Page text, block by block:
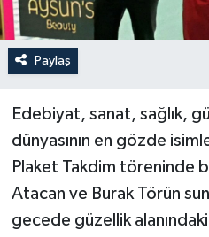
Paylaş
Edebiyat, sanat, sağlık,
dünyasının en gözde
Plaket Takdim töreninde
Atacan ve Burak Törün
gecede güzellik alanındaki